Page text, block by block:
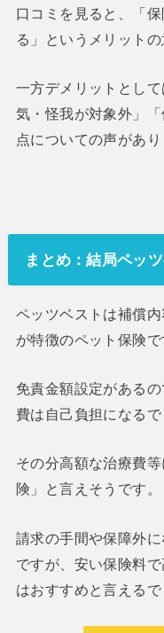
口コミを見ると、「
る」というメリット
一方デメリットとし
気・怪我が対象外」
点についての声があり
まとめ：結局ペッ
ペッツベストは補償
が特徴のペット保険で
免責金額設定がある
費は自己負担になるで
その分高額な治療費
険」と言えそうです。
請求の手間や保障外
ですが、安い保険料
はおすすめと言えるで